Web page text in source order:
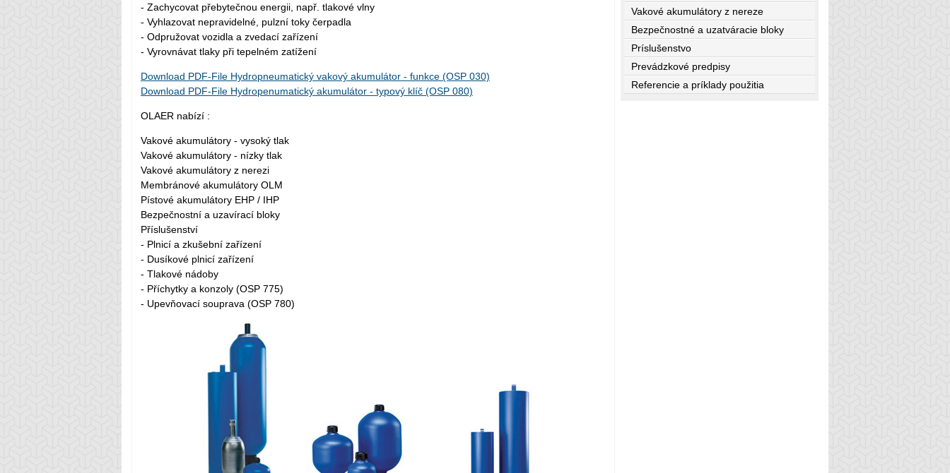
- Zachycovat přebytečnou energii, např. tlakové vlny
- Vyhlazovat nepravidelné, pulzní toky čerpadla
- Odpružovat vozidla a zvedací zařízení
- Vyrovnávat tlaky při tepelném zatížení
Download PDF-File Hydropneumatický vakový akumulátor - funkce (OSP 030)
Download PDF-File Hydropenumatický akumulátor - typový klíč (OSP 080)
OLAER nabízí :
Vakové akumulátory - vysoký tlak
Vakové akumulátory - nízky tlak
Vakové akumulátory z nerezi
Membránové akumulátory OLM
Pístové akumulátory EHP / IHP
Bezpečnostní a uzavírací bloky
Příslušenství
- Plnicí a zkušební zařízení
- Dusíkové plnicí zařízení
- Tlakové nádoby
- Příchytky a konzoly (OSP 775)
- Upevňovací souprava (OSP 780)
Vakové akumulátory z nereze
Bezpečnostné a uzatváracie bloky
Príslušenstvo
Prevádzkové predpisy
Referencie a príklady použitia